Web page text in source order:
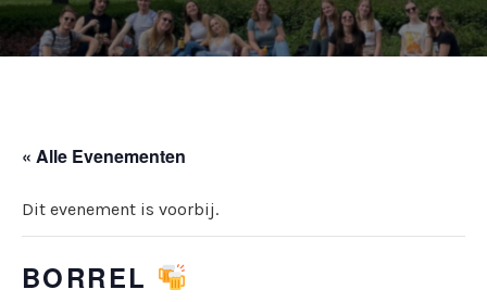
SCIO
« Alle Evenementen
Dit evenement is voorbij.
BORREL